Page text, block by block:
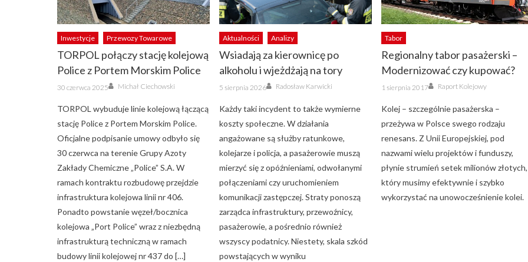
Inwestycje Przewozy Towarowe
TORPOL połączy stację kolejową
Police z Portem Morskim Police
Posted
on
30 czerwca 2025 Author
Michał Ciechowski
TORPOL wybuduje linie kolejową łączącą
stację Police z Portem Morskim Police.
Oficjalne podpisanie umowy odbyło się
30 czerwca na terenie Grupy Azoty
Zakłady Chemiczne „Police” S.A. W
ramach kontraktu rozbudowę przejdzie
infrastruktura kolejowa linii nr 406.
Ponadto powstanie węzeł/bocznica
kolejowa „Port Police” wraz z niezbędną
infrastrukturą techniczną w ramach
budowy linii kolejowej nr 437 do […]
Aktualności Analizy
Wsiadają za kierownicę po
alkoholu i wjeżdżają na tory
Posted
on
5 sierpnia 2026 Author
Radosław Karwicki
Każdy taki incydent to także wymierne
koszty społeczne. W działania
angażowane są służby ratunkowe,
kolejarze i policja, a pasażerowie muszą
mierzyć się z opóźnieniami, odwołanymi
połączeniami czy uruchomieniem
komunikacji zastępczej. Straty ponoszą
zarządca infrastruktury, przewoźnicy,
pasażerowie, a pośrednio również
wszyscy podatnicy. Niestety, skala szkód
powstających w wyniku
Tabor
Regionalny tabor pasażerski –
Modernizować czy kupować?
Posted
on
1 sierpnia 2017 Author
Raport Kolejowy
Kolej – szczególnie pasażerska –
przeżywa w Polsce swego rodzaju
renesans. Z Unii Europejskiej, pod
nazwami wielu projektów i funduszy,
płynie strumień setek milionów złotych,
który musimy efektywnie i szybko
wykorzystać na unowocześnienie kolei.